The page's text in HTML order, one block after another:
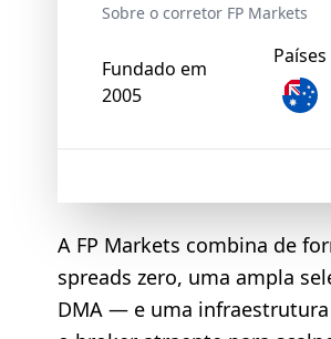
Sobre o corretor FP Markets
Fundado em
2005
A FP Markets combina de
spreads zero, uma ampla
DMA — e uma